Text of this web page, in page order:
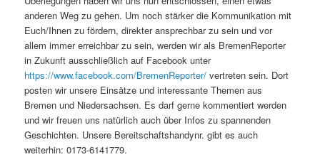
anderen Weg zu gehen. Um noch stärker die Kommunikation mit
Euch/Ihnen zu fördern, direkter ansprechbar zu sein und vor
allem immer erreichbar zu sein, werden wir als BremenReporter
in Zukunft ausschließlich auf Facebook unter
https://www.facebook.com/BremenReporter/ vertreten sein. Dort
posten wir unsere Einsätze und interessante Themen aus
Bremen und Niedersachsen. Es darf gerne kommentiert werden
und wir freuen uns natürlich auch über Infos zu spannenden
Geschichten. Unsere Bereitschaftshandynr. gibt es auch
weiterhin: 0173-6141779.